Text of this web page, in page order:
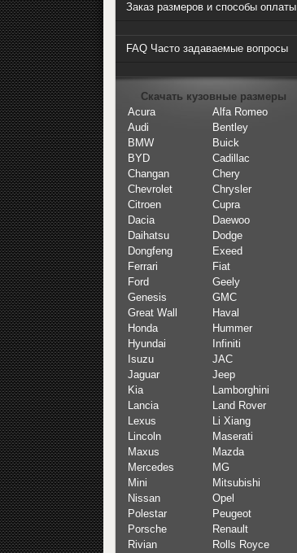
Заказ размеров и способы оплаты
FAQ Часто задаваемые вопросы
Скачать кузовные размеры
Acura
Alfa Romeo
Audi
Bentley
BMW
Buick
BYD
Cadillac
Changan
Chery
Chevrolet
Chrysler
Citroen
Cupra
Dacia
Daewoo
Daihatsu
Dodge
Dongfeng
Exeed
Ferrari
Fiat
Ford
Geely
Genesis
GMC
Great Wall
Haval
Honda
Hummer
Hyundai
Infiniti
Isuzu
JAC
Jaguar
Jeep
Kia
Lamborghini
Lancia
Land Rover
Lexus
Li Xiang
Lincoln
Maserati
Maxus
Mazda
Mercedes
MG
Mini
Mitsubishi
Nissan
Opel
Polestar
Peugeot
Porsche
Renault
Rivian
Rolls Royce